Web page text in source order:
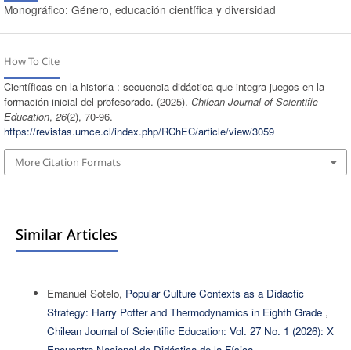
Monográfico: Género, educación científica y diversidad
How To Cite
Científicas en la historia : secuencia didáctica que integra juegos en la
formación inicial del profesorado. (2025). Chilean Journal of Scientific
Education, 26(2), 70-96.
https://revistas.umce.cl/index.php/RChEC/article/view/3059
More Citation Formats
Similar Articles
Emanuel Sotelo, Popular Culture Contexts as a Didactic
Strategy: Harry Potter and Thermodynamics in Eighth Grade ,
Chilean Journal of Scientific Education: Vol. 27 No. 1 (2026): X